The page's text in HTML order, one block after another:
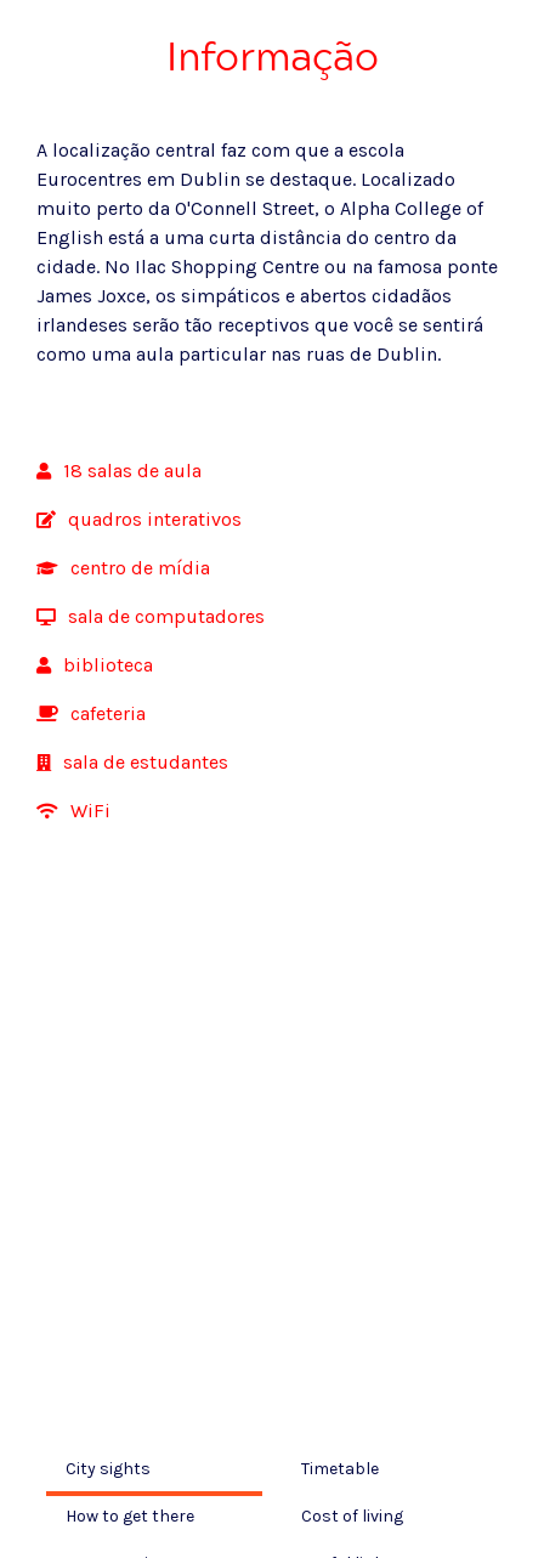
Informação
A localização central faz com que a escola
Eurocentres em Dublin se destaque. Localizado
muito perto da O'Connell Street, o Alpha College of
English está a uma curta distância do centro da
cidade. No Ilac Shopping Centre ou na famosa ponte
James Joxce, os simpáticos e abertos cidadãos
irlandeses serão tão receptivos que você se sentirá
como uma aula particular nas ruas de Dublin.
18 salas de aula
quadros interativos
centro de mídia
sala de computadores
biblioteca
cafeteria
sala de estudantes
WiFi
City sights Timetable
How to get there Cost of living